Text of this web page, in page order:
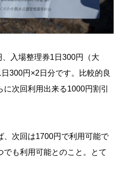
入場整理券1日300円（大
300円×2日分です。比較的良
次回利用出来る1000円割引
、次回は1700円で利用可能で
でも利用可能とのこと。とて